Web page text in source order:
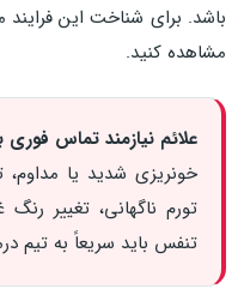
باشد. برای شناخت این
مشاهده کنید.
علائم نیازمند تماس
خونریزی شدید یا مداوم،
تورم ناگهانی، تغییر
تنفس باید سریعاً به تیم